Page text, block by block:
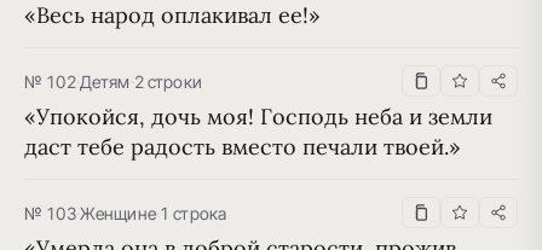
«Весь народ оплакивал ее!»
№ 102·Детям·2 строки
«Упокойся, дочь моя! Господь неба и земли
даст тебе радость вместо печали твоей.»
№ 103·Женщине·1 строка